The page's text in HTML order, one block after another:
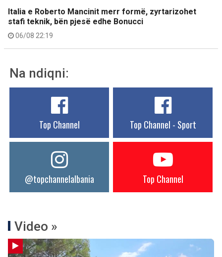
Italia e Roberto Mancinit merr formë, zyrtarizohet
stafi teknik, bën pjesë edhe Bonucci
06/08 22:19
Na ndiqni:
Top Channel Top Channel - Sport
@topchannelalbania Top Channel
Video »